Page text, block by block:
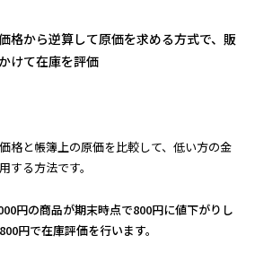
格から逆算して原価を求める方式で、販
けて在庫を評価
格と帳簿上の原価を比較して、低い方の金
する方法です。
円の商品が期末時点で800円に値下がりし
円で在庫評価を行います。